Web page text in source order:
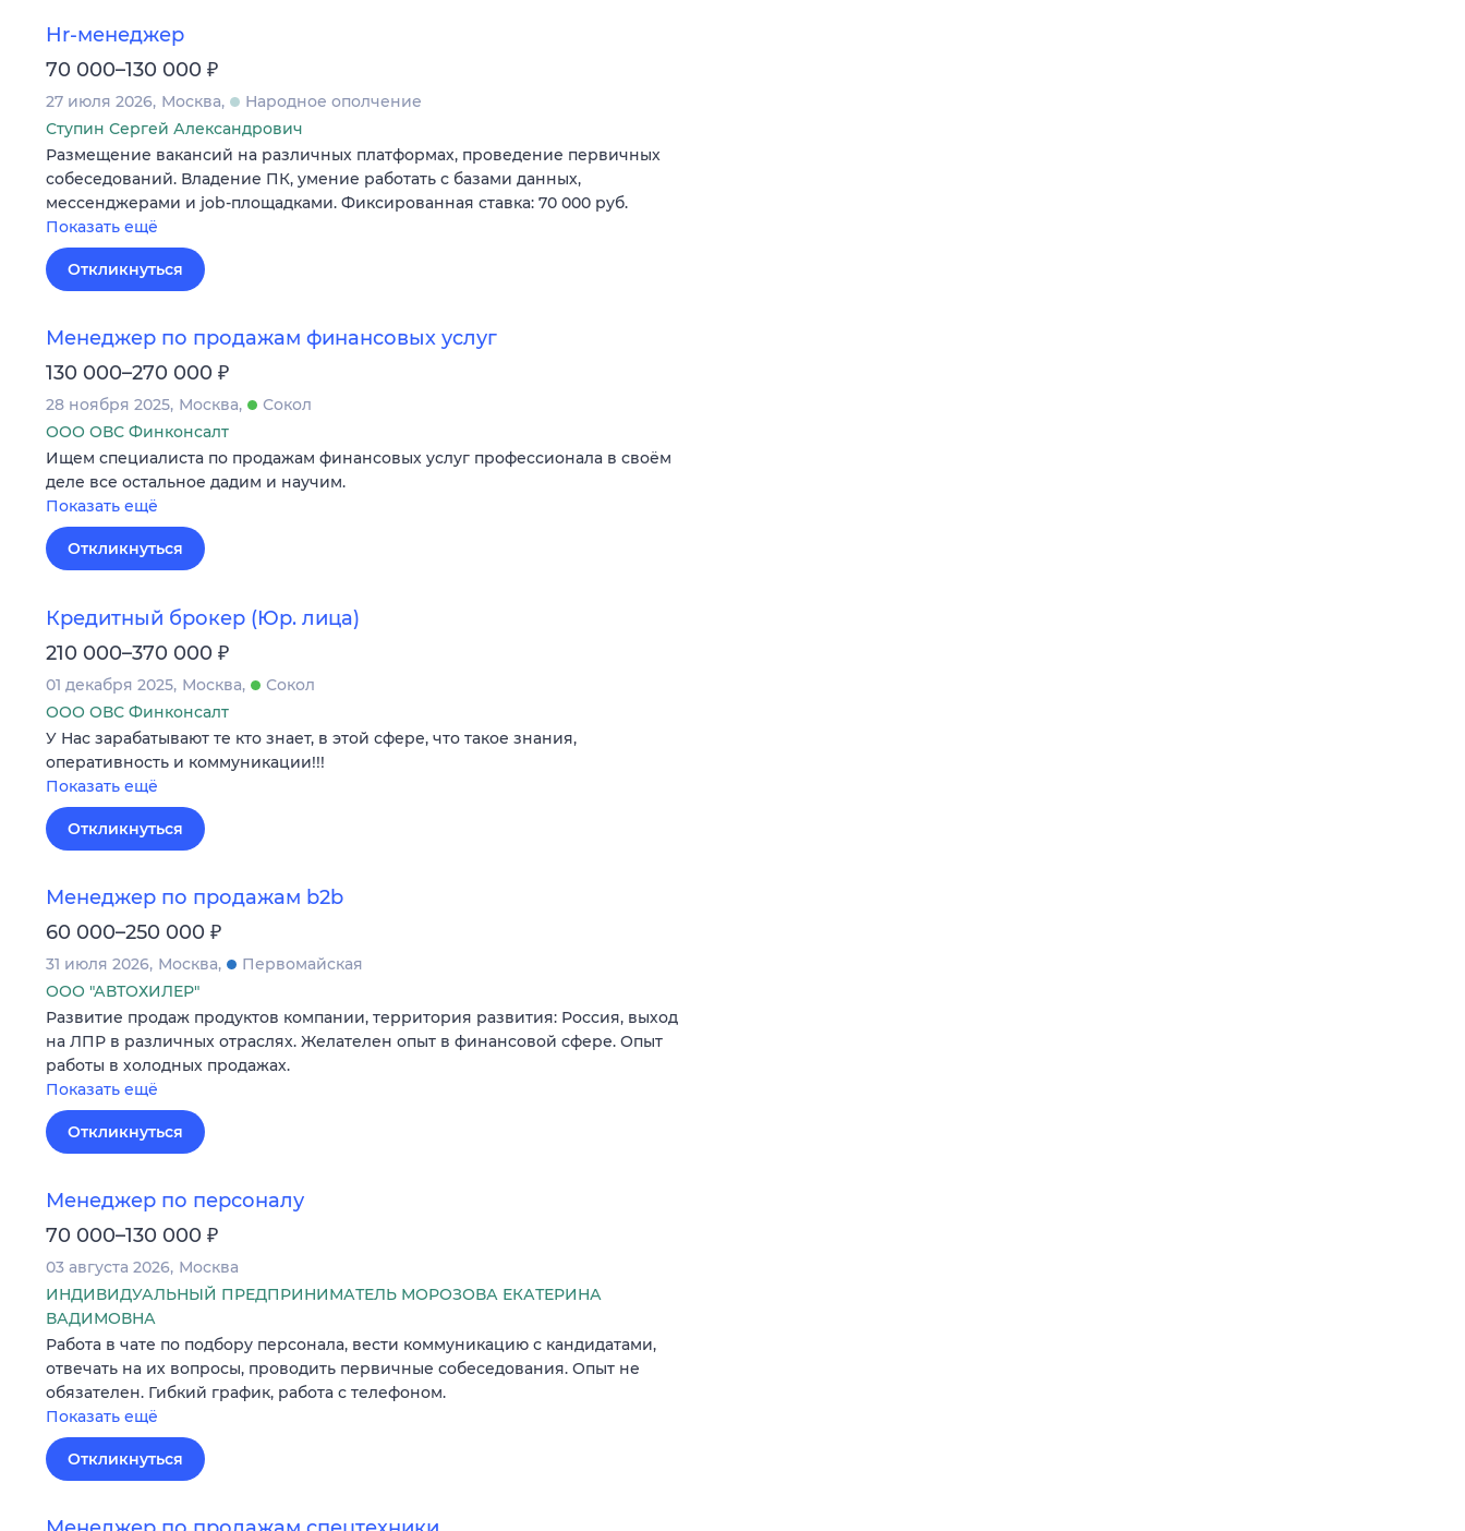
Hr-менеджер
70 000–130 000 ₽
27 июля 2026 Москва
Народное ополчение
Ступин Сергей Александрович
Размещение вакансий на различных платформах, проведение первичных
собеседований. Владение ПК, умение работать с базами данных,
мессенджерами и job-площадками. Фиксированная ставка: 70 000 руб.
Показать ещё
Откликнуться
Менеджер по продажам финансовых услуг
130 000–270 000 ₽
28 ноября 2025 Москва
Сокол
ООО ОВС Финконсалт
Ищем специалиста по продажам финансовых услуг профессионала в своём
деле все остальное дадим и научим.
Показать ещё
Откликнуться
Кредитный брокер (Юр. лица)
210 000–370 000 ₽
01 декабря 2025 Москва
Сокол
ООО ОВС Финконсалт
У Нас зарабатывают те кто знает, в этой сфере, что такое знания,
оперативность и коммуникации!!!
Показать ещё
Откликнуться
Менеджер по продажам b2b
60 000–250 000 ₽
31 июля 2026 Москва
Первомайская
ООО "АВТОХИЛЕР"
Развитие продаж продуктов компании, территория развития: Россия, выход
на ЛПР в различных отраслях. Желателен опыт в финансовой сфере. Опыт
работы в холодных продажах.
Показать ещё
Откликнуться
Менеджер по персоналу
70 000–130 000 ₽
03 августа 2026 Москва
ИНДИВИДУАЛЬНЫЙ ПРЕДПРИНИМАТЕЛЬ МОРОЗОВА ЕКАТЕРИНА
ВАДИМОВНА
Работа в чате по подбору персонала, вести коммуникацию с кандидатами,
отвечать на их вопросы, проводить первичные собеседования. Опыт не
обязателен. Гибкий график, работа с телефоном.
Показать ещё
Откликнуться